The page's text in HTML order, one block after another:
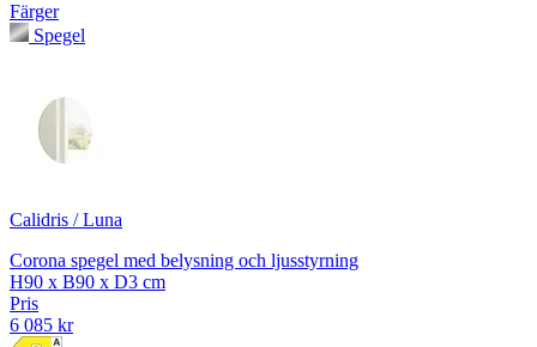
Färger
Spegel
Calidris / Luna
Corona spegel med belysning och ljusstyrning
H90 x B90 x D3 cm
Pris
6 085 kr